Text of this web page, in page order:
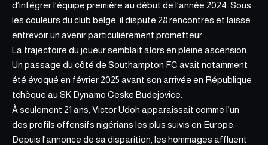
d’intégrer l’équipe première au début de l’année 2024. Sous
les couleurs du club belge, il dispute 28 rencontres et laisse
entrevoir un avenir particulièrement prometteur.
La trajectoire du joueur semblait alors en pleine ascension.
Un passage du côté de Southampton FC avait notamment
été évoqué en février 2025 avant son arrivée en République
tchèque au SK Dynamo Ceske Budejovice.
À seulement 21 ans, Victor Udoh apparaissait comme l’un
des profils offensifs nigérians les plus suivis en Europe.
Depuis l’annonce de sa disparition, les hommages affluent